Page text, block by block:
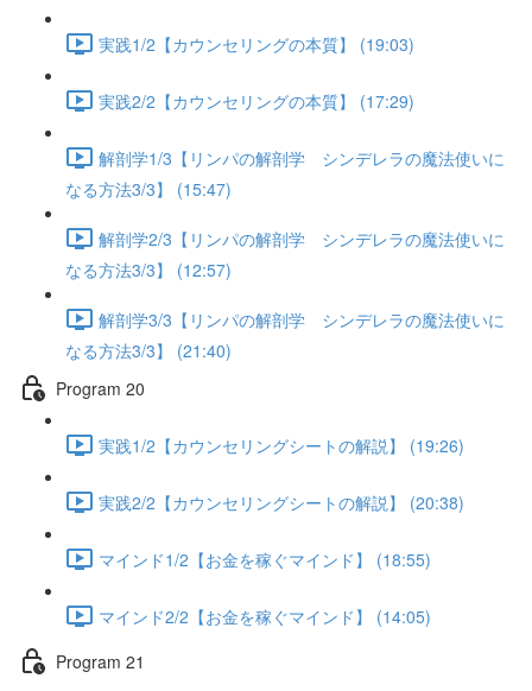
実践1/2【カウンセリングの本質】 (19:03)
実践2/2【カウンセリングの本質】 (17:29)
解剖学1/3【リンパの解剖学 シンデレラの魔法使いに
なる方法3/3】 (15:47)
解剖学2/3【リンパの解剖学 シンデレラの魔法使いに
なる方法3/3】 (12:57)
解剖学3/3【リンパの解剖学 シンデレラの魔法使いに
なる方法3/3】 (21:40)
Program 20
実践1/2【カウンセリングシートの解説】 (19:26)
実践2/2【カウンセリングシートの解説】 (20:38)
マインド1/2【お金を稼ぐマインド】 (18:55)
マインド2/2【お金を稼ぐマインド】 (14:05)
Program 21